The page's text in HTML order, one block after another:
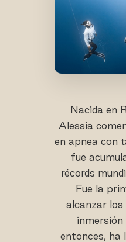
Nacida en
Alessia
en apnea con
fue
récords
Fue la
alcanzar
inmersión
entonces, ha